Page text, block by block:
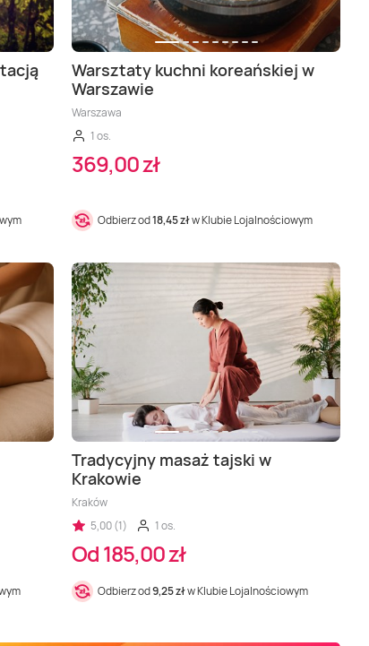
Warsztaty kuchni koreańskiej w
Warszawie
Warszawa
1 os.
369,00 zł
Odbierz od18,45 złw Klubie Lojalnościowym
Tradycyjny masaż tajski w
Krakowie
Kraków
5,00 (1)
1 os.
Od 185,00 zł
Odbierz od9,25 złw Klubie Lojalnościowym